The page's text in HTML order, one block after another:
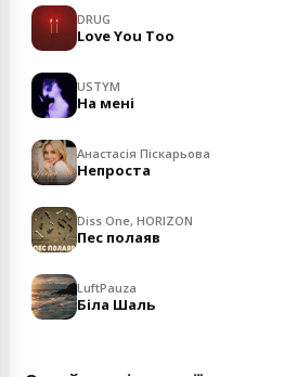
DRUG
Love You Too
USTYM
На мені
Анастасія Піскарьова
Непроста
Diss One, HORIZON
Пес полаяв
LuftPauza
Біла Шаль